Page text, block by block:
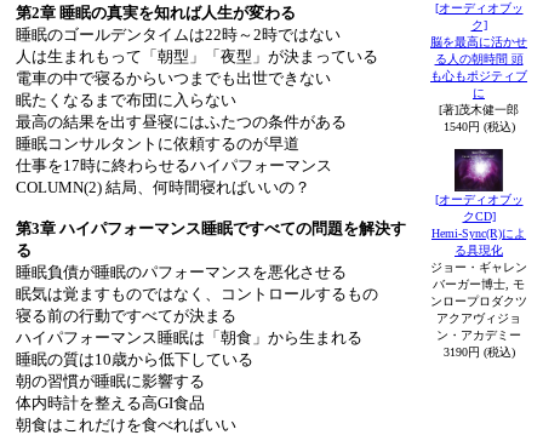
第2章 睡眠の真実を知れば人生が変わる
睡眠のゴールデンタイムは22時～2時ではない
人は生まれもって「朝型」「夜型」が決まっている
電車の中で寝るからいつまでも出世できない
眠たくなるまで布団に入らない
最高の結果を出す昼寝にはふたつの条件がある
睡眠コンサルタントに依頼するのが早道
仕事を17時に終わらせるハイパフォーマンス
COLUMN(2) 結局、何時間寝ればいいの？
第3章 ハイパフォーマンス睡眠ですべての問題を解決す
る
睡眠負債が睡眠のパフォーマンスを悪化させる
眠気は覚ますものではなく、コントロールするもの
寝る前の行動ですべてが決まる
ハイパフォーマンス睡眠は「朝食」から生まれる
睡眠の質は10歳から低下している
朝の習慣が睡眠に影響する
体内時計を整える高GI食品
朝食はこれだけを食べればいい
[オーディオブッ
ク]
脳を最高に活かせ
る人の朝時間 頭
も心もポジティブ
に
[著]茂木健一郎
1540円 (税込)
[オーディオブッ
クCD]
Hemi-Sync(R)によ
る具現化
ジョー・ギャレン
バーガー博士, モ
ンロープロダクツ
アクアヴィジョ
ン・アカデミー
3190円 (税込)